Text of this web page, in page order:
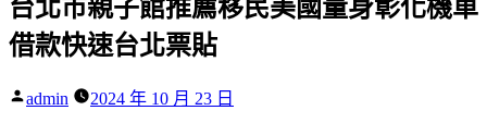
台北市親子館推薦移民美國量身彰化機車
借款快速台北票貼
作
admin 2024 年 10 月 23 日